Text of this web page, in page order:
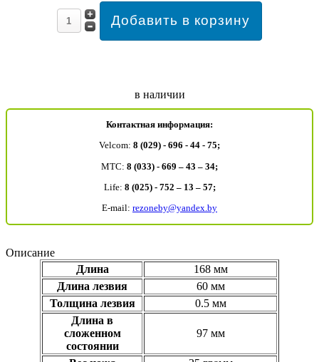
в наличии
Контактная информация:
Velcom: 8 (029) - 696 - 44 - 75;
MTC: 8 (033) - 669 – 43 – 34;
Life: 8 (025) - 752 – 13 – 57;
E-mail: rezoneby@yandex.by
Описание
Длина
168 мм
Длина лезвия
60 мм
Толщина лезвия
0.5 мм
Длина в
сложенном
состоянии
97 мм